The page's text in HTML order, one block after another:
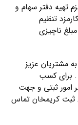
دفتر سهام و
تنظیم
ناچیزی
مشتریان عزیز
. برای کسب
امور ثبتی و جهت
ثبت کریمخان تماس